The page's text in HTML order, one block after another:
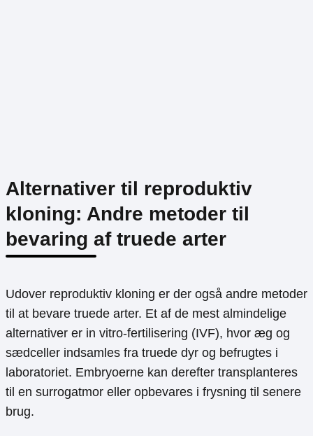
Alternativer til reproduktiv
kloning: Andre metoder til
bevaring af truede arter
Udover reproduktiv kloning er der også andre metoder
til at bevare truede arter. Et af de mest almindelige
alternativer er in vitro-fertilisering (IVF), hvor æg og
sædceller indsamles fra truede dyr og befrugtes i
laboratoriet. Embryoerne kan derefter transplanteres
til en surrogatmor eller opbevares i frysning til senere
brug.